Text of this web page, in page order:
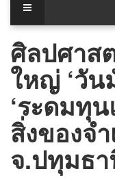
ศิลปศาส
ใหญ่ ‘วัน
‘ระดมทุ
สิ่งของจ
จ.ปทุมธ